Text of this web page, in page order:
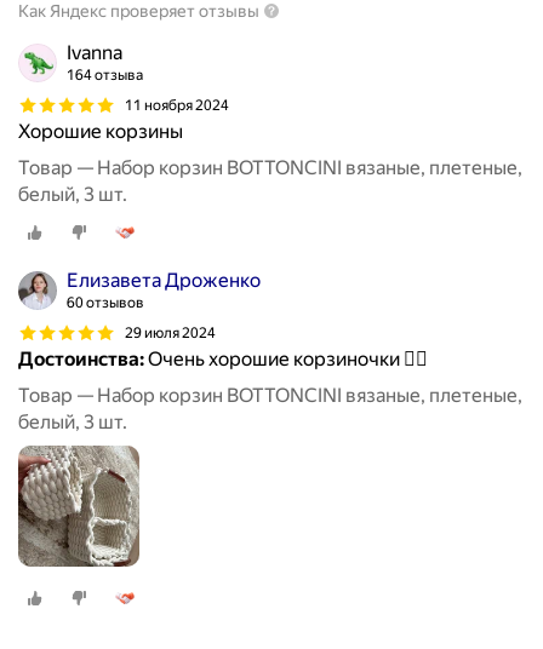
Как Яндекс проверяет отзывы
Ivanna
164 отзыва
11 ноября 2024
Хорошие корзины
Товар — Набор корзин BOTTONCINI вязаные, плетеные,
белый, 3 шт.
Елизавета Дроженко
60 отзывов
29 июля 2024
Достоинства:Очень хорошие корзиночки 👍🏻
Товар — Набор корзин BOTTONCINI вязаные, плетеные,
белый, 3 шт.